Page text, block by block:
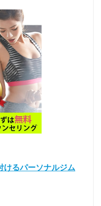
けるパーソナルジム